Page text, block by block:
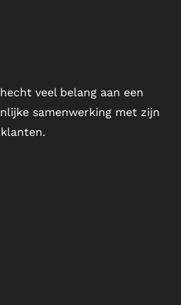
veel belang aan een
samenwerking met zijn
klanten.